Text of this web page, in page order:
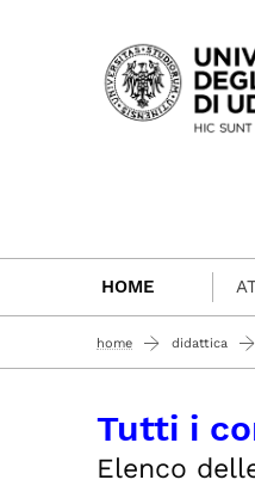
Passa al
HOME
home didattica
Tutti i
Elenco